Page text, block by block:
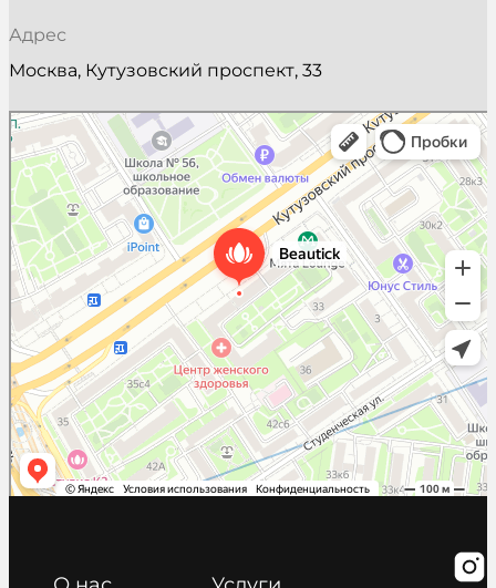
Адрес
Москва, Кутузовский проспект, 33
Beautick
Салон красоты в Москве
Косметология в Москве